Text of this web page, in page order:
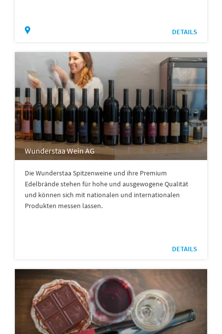
DETAILS
Wunderstaa Wein AG
Die Wunderstaa Spitzenweine und ihre Premium
Edelbrände stehen für hohe und ausgewogene Qualität
und können sich mit nationalen und internationalen
Produkten messen lassen.
DETAILS